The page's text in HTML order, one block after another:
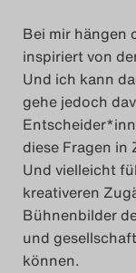
Bei mir hängen
inspiriert von
Und ich kann
gehe jedoch
diese Fragen in
Und vielleicht
kreativeren
Bühnenbilder
und
können.